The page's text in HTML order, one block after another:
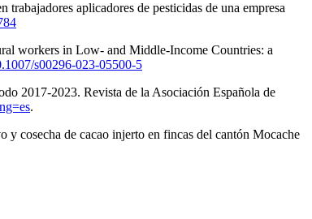
aplicadores de pesticidas de una empresa
workers in Low- and Middle-Income Countries: a
s00296-023-05500-5
2017-2023. Revista de la Asociación Española de
.
cosecha de cacao injerto en fincas del cantón Mocache